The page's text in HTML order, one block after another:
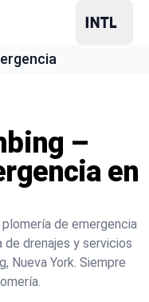
–
en
de emergencia
de drenajes y servicios
Nueva York. Siempre